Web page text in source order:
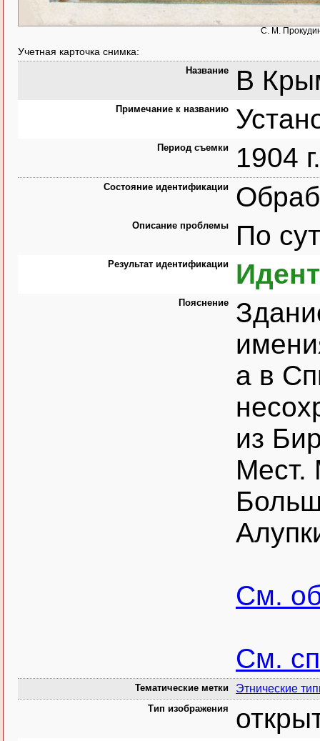
С. М.
Учетная карточка снимка:
Название В
Примечание к названию
Период съемки 1904 г.
Состояние идентификации
Описание проблемы По
Результат идентификации
Пояснение
а в
из
Мест.
См.
См.
Тематические метки Этнические
Тип изображения